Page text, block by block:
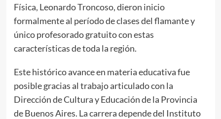
Física, Leonardo Troncoso, dieron inicio
formalmente al período de clases del flamante y
único profesorado gratuito con estas
características de toda la región.
Este histórico avance en materia educativa fue
posible gracias al trabajo articulado con la
Dirección de Cultura y Educación de la Provincia
de Buenos Aires. La carrera depende del Instituto